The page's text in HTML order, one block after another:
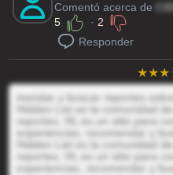
Comentó acerca de
5
· 2
Responder
mendar y buscar reportes
Hidden List es la comunidad
reportes, HL es un sitio para
experiencias, recomendar y
Hidden List es la comunidad
reportes, HL es un sitio para
experiencias, recomendar y